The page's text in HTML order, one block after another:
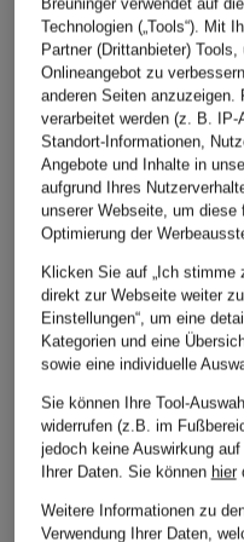
Breuninger verwendet auf
Technologien („Tools“). Mit
Partner (Drittanbieter)
Onlineangebot zu
anderen Seiten anzuzeigen.
verarbeitet werden (z. B.
Standort-Informationen,
Angebote und Inhalte in
aufgrund Ihres
unserer Webseite, um
Optimierung der
Klicken Sie auf „Ich stimme
direkt zur Webseite weiter
Einstellungen“, um eine
Kategorien und eine
sowie eine individuelle
Sie können Ihre Tool-
widerrufen (z.B. im
jedoch keine Auswirkung
Ihrer Daten. Sie können hier
Weitere Informationen zu
Verwendung Ihrer Daten,